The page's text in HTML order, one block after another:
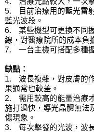
5. 目前治療用的藍光雷
藍光波段。
6. 某些機型可更換不同
線，對醫療院所的成本負
7. 一台主機可搭配多種
缺點：
1. 波長複雜，對皮膚的
果通常也較差。
2. 需用較高的能量治療
施打過快，導光晶體無法
傷現象。
3. 每次擊發的光波，波